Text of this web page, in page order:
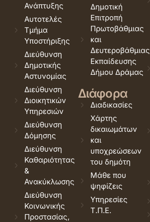
Ανάπτυξης
Αυτοτελές
Τμήμα
Υποστήριξης
Διεύθυνση
Δημοτικής
Αστυνομίας
Διεύθυνση
Διοικητικών
Υπηρεσιών
Διεύθυνση
Δόμησης
Διεύθυνση
Καθαριότητας
&
Ανακύκλωσης
Διεύθυνση
Κοινωνικής
Προστασίας,
Δημοτική
Επιτροπή
Πρωτοβάθμιας
και
Δευτεροβάθμιας
Εκπαίδευσης
Δήμου Δράμας
Διάφορα
Διαδικασίες
Χάρτης
δικαιωμάτων
και
υποχρεώσεων
του δημότη
Μάθε που
ψηφίζεις
Υπηρεσίες
Τ.Π.Ε.